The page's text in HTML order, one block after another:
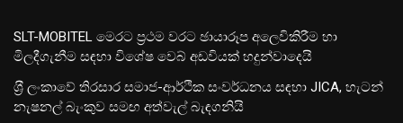
SLT-MOBITEL මෙරට ප්‍රථම වරට ඡායාරූප අලෙවිකිරීම හා
මිලදීගැනීම සඳහා විශේෂ වෙබ් අඩවියක් හදුන්වාදෙයි
ශ‍්‍රී ලංකාවේ තිරසාර සමාජ-ආර්ථික සංවර්ධනය සඳහා JICA, හැටන්
නැෂනල් බැංකුව සමඟ අත්වැල් බැඳගනියි